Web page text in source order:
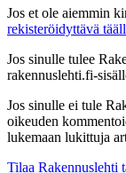
Jos et ole aiemmin
rekisteröidyttävä
Jos sinulle tulee
rakennuslehti.fi-
Jos sinulle ei tule
oikeuden
lukemaan lukittuja
Tilaa Rakennuslehti